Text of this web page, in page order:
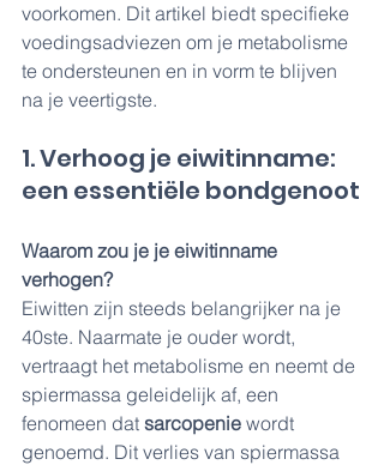
voorkomen. Dit artikel biedt specifieke
voedingsadviezen om je metabolisme
te ondersteunen en in vorm te blijven
na je veertigste.
1. Verhoog je eiwitinname:
een essentiële bondgenoot
Waarom zou je je eiwitinname
verhogen?
Eiwitten zijn steeds belangrijker na je
40ste. Naarmate je ouder wordt,
vertraagt het metabolisme en neemt de
spiermassa geleidelijk af, een
fenomeen dat sarcopenie wordt
genoemd. Dit verlies van spiermassa